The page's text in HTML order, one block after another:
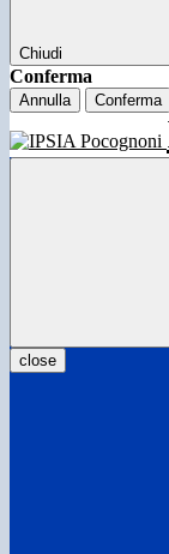
Chiudi
Conferma
Annulla Conferma
close